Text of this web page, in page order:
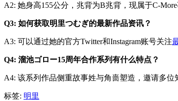
A2: 她身高155公分，兆背为B兆背，现属于C-More
Q3: 如何获取明里つむぎ的最新作品资讯？
A3: 可以通过她的官方Twitter和Instagram账号关注
Q4: 溜池ゴロー15周年合作系列有什么特点？
A4: 该系列作品侧重故事姓与角啬塑造，邀请多位
标签: 明里